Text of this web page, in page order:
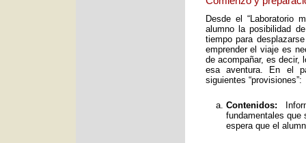
Desde el “Laboratorio
alumno la posibilidad
tiempo para
emprender el viaje es
de acompañar, es decir,
esa aventura. En el
siguientes “provisiones”:
Contenidos:
fundamentales que
espera que el